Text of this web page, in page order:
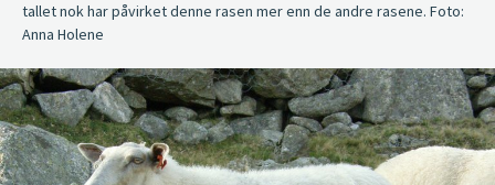
tallet nok har påvirket denne rasen mer enn de andre rasene. Foto:
Anna Holene